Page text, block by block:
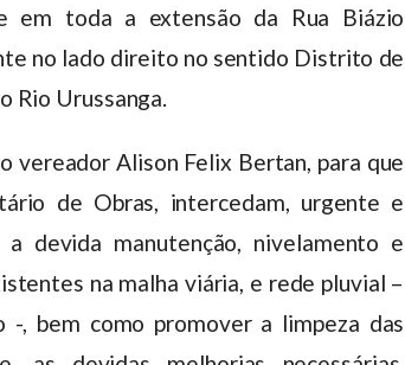
em toda a extensão da Rua Biázio
no lado direito no sentido Distrito de
Rio Urussanga.
vereador Alison Felix Bertan, para que
de Obras, intercedam, urgente e
devida manutenção, nivelamento e
na malha viária, e rede pluvial –
-, bem como promover a limpeza das